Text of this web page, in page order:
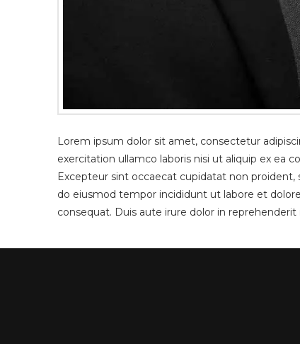
Lorem ipsum dolor sit amet, consectetur
exercitation ullamco laboris nisi ut aliquip ex ea
Excepteur sint occaecat cupidatat non
do eiusmod tempor incididunt ut labore et
consequat. Duis aute irure dolor in